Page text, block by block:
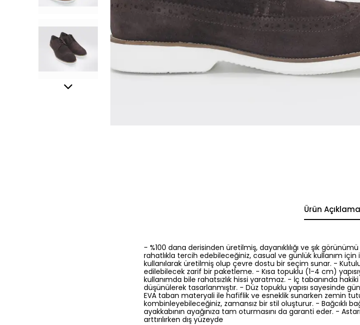
Ürün
- %100 dana derisinden üretilmiş, dayanıklılığı ve şık
rahatlıkla tercih edebileceğiniz, casual ve günlük kullanım
kullanılarak üretilmiş olup çevre dostu bir seçim sunar. -
edilebilecek zarif bir paketleme. - Kısa topuklu (1-4 cm)
kullanımda bile rahatsızlık hissi yaratmaz. - İç tabanında
düşünülerek tasarlanmıştır. - Düz topuklu yapısı sayesinde
EVA taban materyali ile hafiflik ve esneklik sunarken zemin
kombinleyebileceğiniz, zamansız bir stil oluşturur. - Bağcıklı
ayakkabının ayağınıza tam oturmasını da garanti eder. -
arttırılırken dış yüzeyde